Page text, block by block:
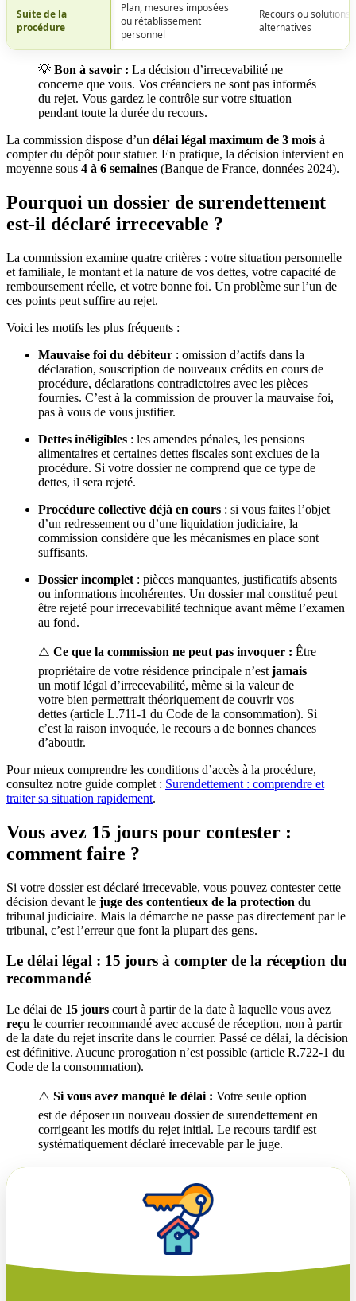
Suite de la
procédure
Plan, mesures imposées
ou rétablissement
personnel
Recours ou solutions
alternatives
💡 Bon à savoir : La décision d’irrecevabilité ne
concerne que vous. Vos créanciers ne sont pas informés
du rejet. Vous gardez le contrôle sur votre situation
pendant toute la durée du recours.
La commission dispose d’un délai légal maximum de 3 mois à
compter du dépôt pour statuer. En pratique, la décision intervient en
moyenne sous 4 à 6 semaines (Banque de France, données 2024).
Pourquoi un dossier de surendettement
est-il déclaré irrecevable ?
La commission examine quatre critères : votre situation personnelle
et familiale, le montant et la nature de vos dettes, votre capacité de
remboursement réelle, et votre bonne foi. Un problème sur l’un de
ces points peut suffire au rejet.
Voici les motifs les plus fréquents :
Mauvaise foi du débiteur : omission d’actifs dans la
déclaration, souscription de nouveaux crédits en cours de
procédure, déclarations contradictoires avec les pièces
fournies. C’est à la commission de prouver la mauvaise foi,
pas à vous de vous justifier.
Dettes inéligibles : les amendes pénales, les pensions
alimentaires et certaines dettes fiscales sont exclues de la
procédure. Si votre dossier ne comprend que ce type de
dettes, il sera rejeté.
Procédure collective déjà en cours : si vous faites l’objet
d’un redressement ou d’une liquidation judiciaire, la
commission considère que les mécanismes en place sont
suffisants.
Dossier incomplet : pièces manquantes, justificatifs absents
ou informations incohérentes. Un dossier mal constitué peut
être rejeté pour irrecevabilité technique avant même l’examen
au fond.
⚠️ Ce que la commission ne peut pas invoquer : Être
propriétaire de votre résidence principale n’est jamais
un motif légal d’irrecevabilité, même si la valeur de
votre bien permettrait théoriquement de couvrir vos
dettes (article L.711-1 du Code de la consommation). Si
c’est la raison invoquée, le recours a de bonnes chances
d’aboutir.
Pour mieux comprendre les conditions d’accès à la procédure,
consultez notre guide complet : Surendettement : comprendre et
traiter sa situation rapidement.
Vous avez 15 jours pour contester :
comment faire ?
Si votre dossier est déclaré irrecevable, vous pouvez contester cette
décision devant le juge des contentieux de la protection du
tribunal judiciaire. Mais la démarche ne passe pas directement par le
tribunal, c’est l’erreur que font la plupart des gens.
Le délai légal : 15 jours à compter de la réception du
recommandé
Le délai de 15 jours court à partir de la date à laquelle vous avez
reçu le courrier recommandé avec accusé de réception, non à partir
de la date du rejet inscrite dans le courrier. Passé ce délai, la décision
est définitive. Aucune prorogation n’est possible (article R.722-1 du
Code de la consommation).
⚠️ Si vous avez manqué le délai : Votre seule option
est de déposer un nouveau dossier de surendettement en
corrigeant les motifs du rejet initial. Le recours tardif est
systématiquement déclaré irrecevable par le juge.